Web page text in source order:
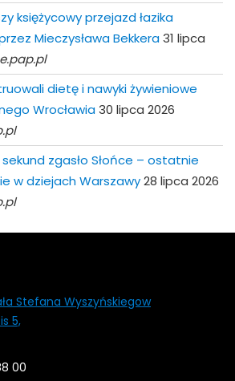
księżycowy przejazd łazika
Mieczysława Bekkera31 lipca
dietę i nawyki żywieniowe
Wrocławia30 lipca 2026
zgasło Słońce – ostatnie
w dziejach Warszawy28 lipca 2026
Stefana Wyszyńskiegow
5,
00